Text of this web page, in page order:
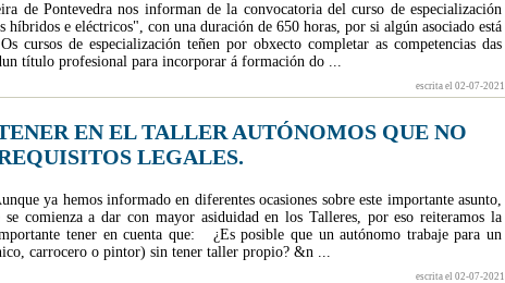
de Pontevedra nos informan de la convocatoria del curso de especialización
híbridos e eléctricos", con una duración de 650 horas, por si algún asociado está
cursos de especialización teñen por obxecto completar as competencias das
título profesional para incorporar á formación do ...
escrita el 02-07-2021
EN EL TALLER AUTÓNOMOS QUE NO
LEGALES.
ya hemos informado en diferentes ocasiones sobre este importante asunto,
se comienza a dar con mayor asiduidad en los Talleres, por eso reiteramos la
tener en cuenta que: ¿Es posible que un autónomo trabaje para un
carrocero o pintor) sin tener taller propio? &n ...
escrita el 02-07-2021